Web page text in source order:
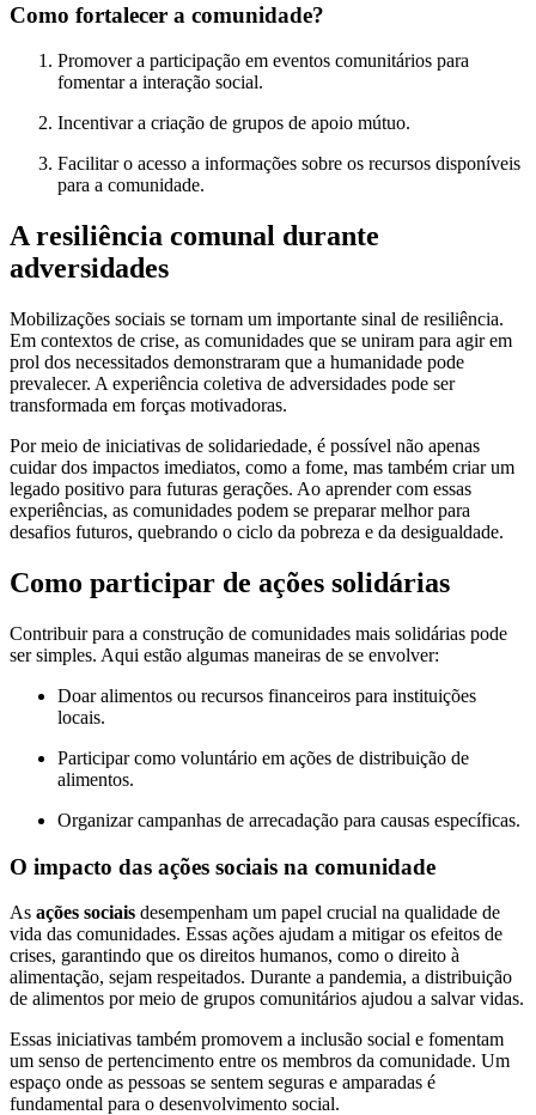
Como fortalecer a comunidade?
Promover a participação em eventos comunitários para
fomentar a interação social.
Incentivar a criação de grupos de apoio mútuo.
Facilitar o acesso a informações sobre os recursos disponíveis
para a comunidade.
A resiliência comunal durante
adversidades
Mobilizações sociais se tornam um importante sinal de resiliência.
Em contextos de crise, as comunidades que se uniram para agir em
prol dos necessitados demonstraram que a humanidade pode
prevalecer. A experiência coletiva de adversidades pode ser
transformada em forças motivadoras.
Por meio de iniciativas de solidariedade, é possível não apenas
cuidar dos impactos imediatos, como a fome, mas também criar um
legado positivo para futuras gerações. Ao aprender com essas
experiências, as comunidades podem se preparar melhor para
desafios futuros, quebrando o ciclo da pobreza e da desigualdade.
Como participar de ações solidárias
Contribuir para a construção de comunidades mais solidárias pode
ser simples. Aqui estão algumas maneiras de se envolver:
Doar alimentos ou recursos financeiros para instituições
locais.
Participar como voluntário em ações de distribuição de
alimentos.
Organizar campanhas de arrecadação para causas específicas.
O impacto das ações sociais na comunidade
As ações sociais desempenham um papel crucial na qualidade de
vida das comunidades. Essas ações ajudam a mitigar os efeitos de
crises, garantindo que os direitos humanos, como o direito à
alimentação, sejam respeitados. Durante a pandemia, a distribuição
de alimentos por meio de grupos comunitários ajudou a salvar vidas.
Essas iniciativas também promovem a inclusão social e fomentam
um senso de pertencimento entre os membros da comunidade. Um
espaço onde as pessoas se sentem seguras e amparadas é
fundamental para o desenvolvimento social.